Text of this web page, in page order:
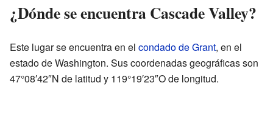
¿Dónde se encuentra Cascade Valley?
Este lugar se encuentra en el condado de Grant, en el
estado de Washington. Sus coordenadas geográficas son
47°08′42″N de latitud y 119°19′23″O de longitud.